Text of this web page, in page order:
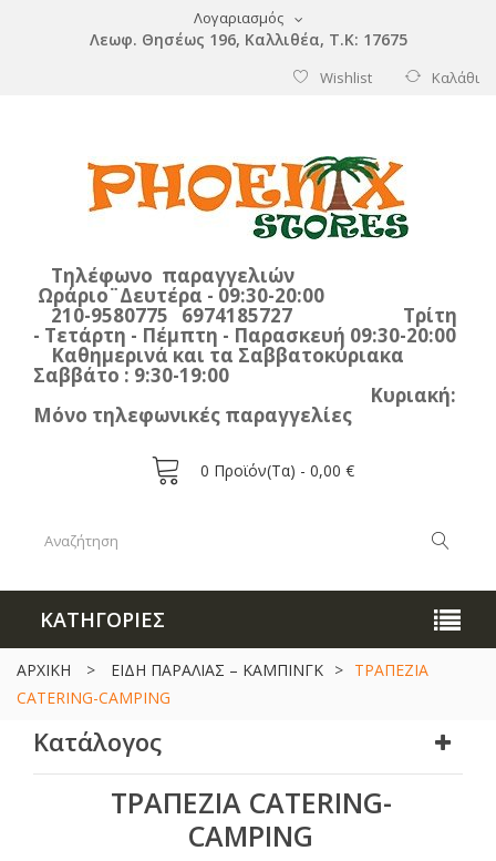
Λογαριασμός
Λεωφ. Θησέως 196, Καλλιθέα, Τ.Κ: 17675
Καλάθι
Wishlist
Τηλέφωνο παραγγελιών
Ωράριο¨Δευτέρα - 09:30-20:00
210-9580775 6974185727 Τρίτη
- Τετάρτη - Πέμπτη - Παρασκευή 09:30-20:00
Καθημερινά και τα Σαββατοκύριακα
Σαββάτο : 9:30-19:00
Κυριακή:
Μόνο τηλεφωνικές παραγγελίες
0 Προϊόν(τα) - 0,00 €
ΚΑΤΗΓΟΡΙΕΣ
ΑΡΧΙΚΗ > ΕΙΔΗ ΠΑΡΑΛΙΑΣ – ΚΑΜΠΙΝΓΚ > ΤΡΑΠΕΖΙΑ
CATERING-CAMPING
Κατάλογος
ΤΡΑΠΕΖΙΑ CATERING-
CAMPING